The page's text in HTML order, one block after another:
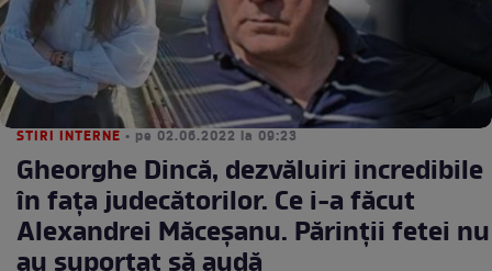
STIRI INTERNE • pe 02.06.2022 la 09:23
Gheorghe Dincă, dezvăluiri incredibile
în fața judecătorilor. Ce i-a făcut
Alexandrei Măceșanu. Părinții fetei nu